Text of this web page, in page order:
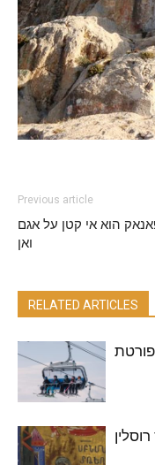
Previous article
הוא אי קטן על אגם
ואן
RELATED ARTICLES